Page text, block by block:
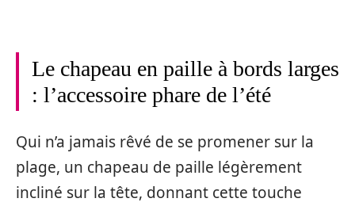
Le chapeau en paille à bords larges
: l’accessoire phare de l’été
Qui n’a jamais rêvé de se promener sur la
plage, un chapeau de paille légèrement
incliné sur la tête, donnant cette touche